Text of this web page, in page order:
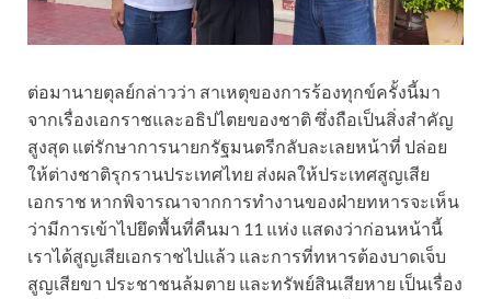
ต่อมานายตุลย์กล่าวว่า สาเหตุของการร้องทุกข์ครั้งนี้มา
จากเรื่องเอกราชและอธิปไตยของชาติ ซึ่งถือเป็นสิ่งสำคัญ
สูงสุด แต่รักษาการนายกรัฐมนตรีกลับละเลยหน้าที่ ปล่อย
ให้ต่างชาติรุกรานประเทศไทย ส่งผลให้ประเทศสูญเสีย
เอกราช หากพิจารณาจากการทำงานของฝ่ายทหารจะเห็น
ว่ามีการเข้าไปยึดพื้นที่คืนมา 11 แห่ง แสดงว่าก่อนหน้านี้
เราได้สูญเสียเอกราชไปแล้ว และการที่ทหารต้องบาดเจ็บ
สูญเสียขา ประชาชนล้มตาย และทรัพย์สินเสียหาย เป็นเรื่อง